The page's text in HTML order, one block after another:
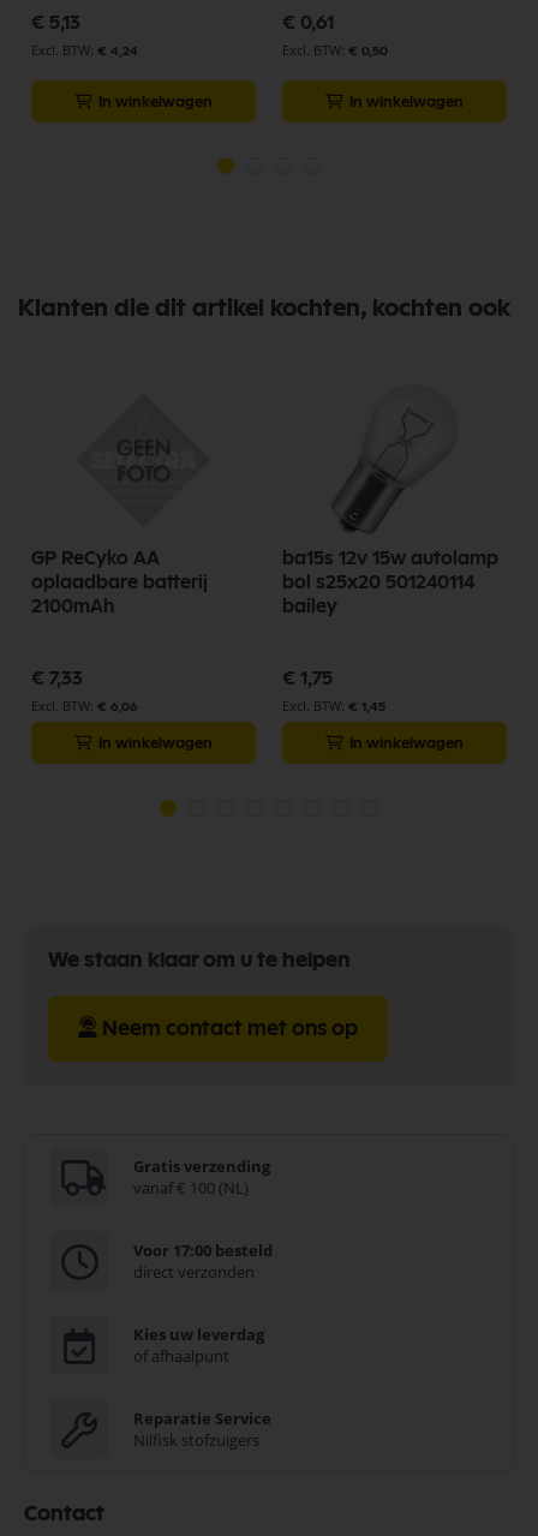
€ 5,13
€ 4,24
In winkelwagen
€ 0,61
€ 0,50
In winkelwagen
Klanten die dit artikel kochten, kochten ook
GP ReCyko AA
oplaadbare batterij
2100mAh
€ 7,33
€ 6,06
In winkelwagen
ba15s 12v 15w autolamp
bol s25x20 501240114
bailey
€ 1,75
€ 1,45
In winkelwagen
We staan klaar om u te helpen
Neem contact met ons op
Gratis verzending
vanaf € 100 (NL)
Voor 17:00 besteld
direct verzonden
Kies uw leverdag
of afhaalpunt
Reparatie Service
Nilfisk stofzuigers
Contact